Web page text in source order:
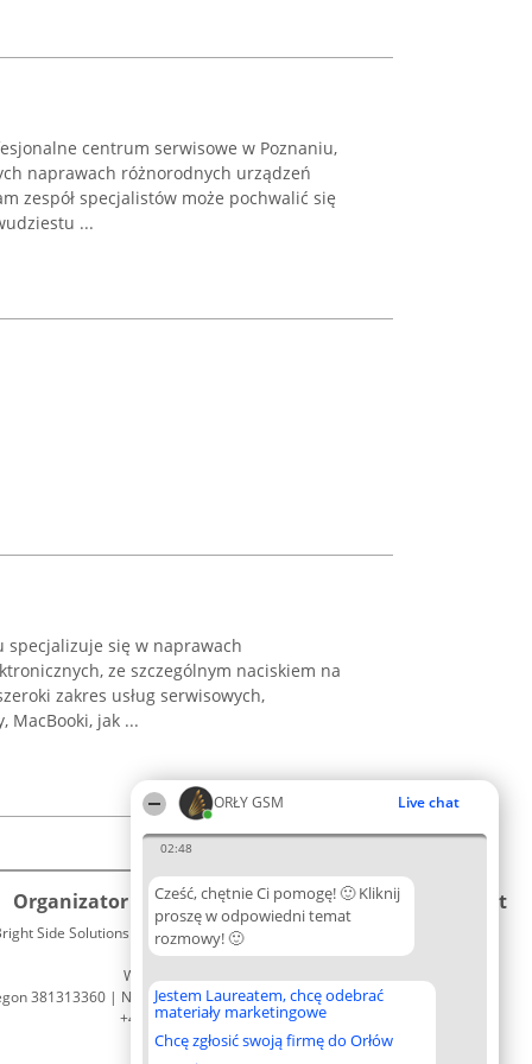
ORŁY GSM Live chat
02:48
Cześć, chętnie Ci pomogę! 🙂 Kliknij
proszę w odpowiedni temat
rozmowy! 🙂
Jestem Laureatem, chcę odebrać
materiały marketingowe
Chcę zgłosić swoją firmę do Orłów
centrum serwisowe w Poznaniu,
naprawach różnorodnych urządzeń
zespół specjalistów może pochwalić się
...
się w naprawach
ze szczególnym naciskiem na
zakres usług serwisowych,
MacBooki, jak ...
Organizator plebiscytu
Side Solutions sp. z o. o. sp. k.
ul. Ruska 22
Wrocław 50-079
381313360 | NIP 8943132676
+48 508 492 400
Plebiscyt
Lista
Laureatów
Zasady
Regulamin
Kontakt